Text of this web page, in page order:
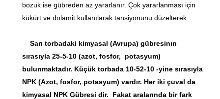
bozuk ise gübreden az yararlanır. Çok yararlanması için
kükürt ve dolamit kullanılarak tansiyonunu düzelterek
Sarı torbadaki kimyasal (Avrupa) gübresinın
sırasıyla 25-5-10 (azot, fosfor, potasyum)
bulunmaktadır. Küçük torbada 10-52-10 -yine sırasıyla
NPK (Azot, fosfor, potasyum) vardır. Her iki çuval da
kimyasal NPK Gübresi dir. Fakat aralarında bir fark